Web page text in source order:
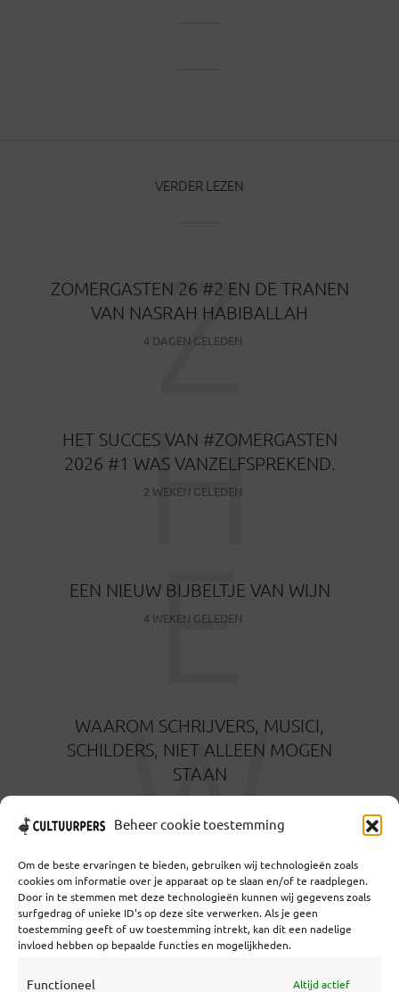
Beheer cookie toestemming
Om de beste ervaringen te bieden, gebruiken wij technologieën zoals
cookies om informatie over je apparaat op te slaan en/of te raadplegen.
Door in te stemmen met deze technologieën kunnen wij gegevens zoals
surfgedrag of unieke ID's op deze site verwerken. Als je geen
toestemming geeft of uw toestemming intrekt, kan dit een nadelige
invloed hebben op bepaalde functies en mogelijkheden.
Functioneel Altijd actief
VERDER LEZEN
ZOMERGASTEN 26 #2 EN DE TRANEN
VAN NASRAH HABIBALLAH
4 DAGEN GELEDEN
Z
HET SUCCES VAN #ZOMERGASTEN
2026 #1 WAS VANZELFSPREKEND.
2 WEKEN GELEDEN
H
EEN NIEUW BIJBELTJE VAN WIJN
4 WEKEN GELEDEN
E
WAAROM SCHRIJVERS, MUSICI,
SCHILDERS, NIET ALLEEN MOGEN
STAAN
W
Coöperatief Cultureel Persbureau U.A. | Salzburg 29 |
3524KS Utrecht | KvK: 55573592 |Btw: